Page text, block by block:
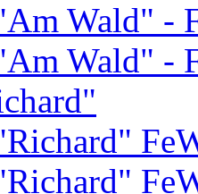
Wald" -
Wald" -